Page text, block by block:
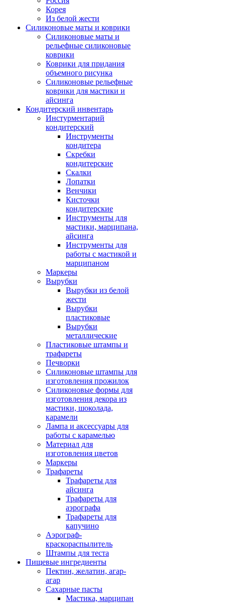
Корея
Из белой жести
Силиконовые маты и коврики
Силиконовые маты и
рельефные силиконовые
коврики
Коврики для придания
объемного рисунка
Силиконовые рельефные
коврики для мастики и
айсинга
Кондитерский инвентарь
Инстурментарий
кондитерский
Инструменты
кондитера
Скребки
кондитерские
Скалки
Лопатки
Венчики
Кисточки
кондитерские
Инструменты для
мастики, марципана,
айсинга
Инструменты для
работы с мастикой и
марципаном
Маркеры
Вырубки
Вырубки из белой
жести
Вырубки
пластиковые
Вырубки
металлические
Пластиковые штампы и
трафареты
Печворки
Силиконовые штампы для
изготовления прожилок
Силиконовые формы для
изготовления декора из
мастики, шоколада,
карамели
Лампа и аксессуары для
работы с карамелью
Материал для
изготовления цветов
Маркеры
Трафареты
Трафареты для
айсинга
Трафареты для
аэрографа
Трафареты для
капучино
Аэрограф-
краскораспылитель
Штампы для теста
Пищевые ингредиенты
Пектин, желатин, агар-
агар
Сахарные пасты
Мастика, марципан